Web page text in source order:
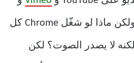
له سحر آخر. ولكن ماذا لو شغّل Chrome كل
لا يصدر الصوت؟ لكن